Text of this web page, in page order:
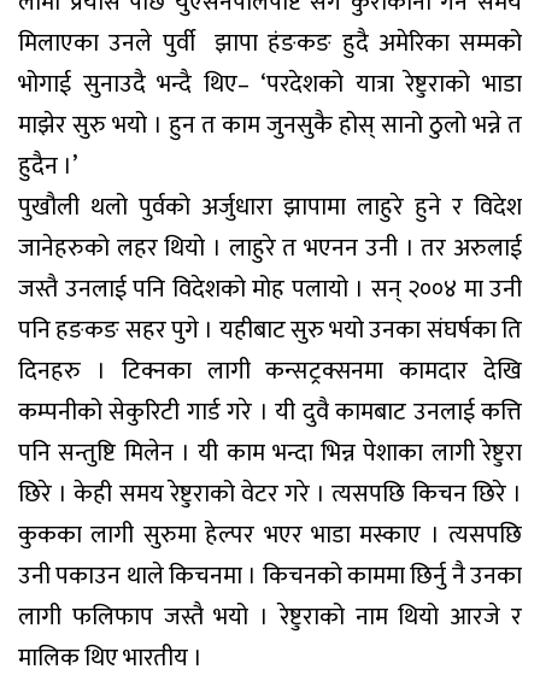
मिलाएका उनले पुर्वी झापा हंङकङ हुदै अमेरिका सम्मको
भोगाई सुनाउदै भन्दै थिए– ‘परदेशको यात्रा रेष्टुराको भाडा
माझेर सुरु भयो । हुन त काम जुनसुकै होस् सानो ठुलो भन्ने त
हुदैन ।’
पुखौली थलो पुर्वको अर्जुधारा झापामा लाहुरे हुने र विदेश
जानेहरुको लहर थियो । लाहुरे त भएनन उनी । तर अरुलाई
जस्तै उनलाई पनि विदेशको मोह पलायो । सन् २००४ मा उनी
पनि हङकङ सहर पुगे । यहीबाट सुरु भयो उनका संघर्षका ति
दिनहरु । टिक्नका लागी कन्सट्रक्सनमा कामदार देखि
कम्पनीको सेकुरिटी गार्ड गरे । यी दुवै कामबाट उनलाई कत्ति
पनि सन्तुष्टि मिलेन । यी काम भन्दा भिन्न पेशाका लागी रेष्टुरा
छिरे । केही समय रेष्टुराको वेटर गरे । त्यसपछि किचन छिरे ।
कुकका लागी सुरुमा हेल्पर भएर भाडा मस्काए । त्यसपछि
उनी पकाउन थाले किचनमा । किचनको काममा छिर्नु नै उनका
लागी फलिफाप जस्तै भयो । रेष्टुराको नाम थियो आरजे र
मालिक थिए भारतीय ।